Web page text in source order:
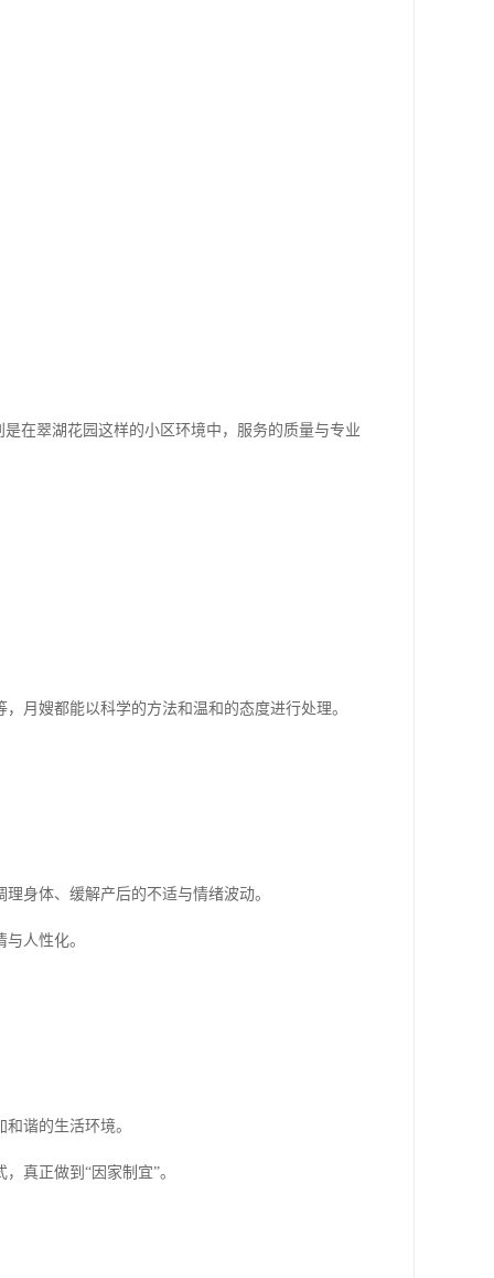
在翠湖花园这样的小区环境中，服务的质量与专业
月嫂都能以科学的方法和温和的态度进行处理。
身体、缓解产后的不适与情绪波动。
人性化。
谐的生活环境。
真正做到“因家制宜”。